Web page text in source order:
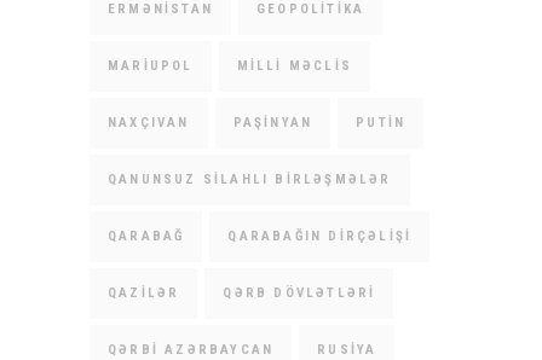
ERMƏNISTAN GEOPOLITIKA
MARIUPOL MILLI MƏCLIS
NAXÇIVAN PAŞINYAN PUTIN
QANUNSUZ SILAHLI BIRLƏŞMƏLƏR
QARABAĞ QARABAĞIN DIRÇƏLIŞI
QAZILƏR QƏRB DÖVLƏTLƏRI
QƏRBI AZƏRBAYCAN RUSIYA